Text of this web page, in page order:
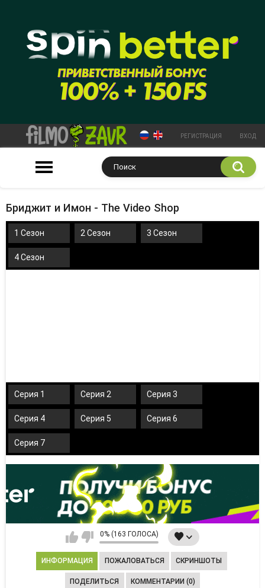
РЕГИСТРАЦИЯ ВХОД
Бриджит и Имон - The Video Shop
1 Сезон 2 Сезон 3 Сезон
4 Сезон
Серия 1 Серия 2 Серия 3
Серия 4 Серия 5 Серия 6
Серия 7
0% (163 ГОЛОСА)
ИНФОРМАЦИЯ ПОЖАЛОВАТЬСЯ СКРИНШОТЫ
ПОДЕЛИТЬСЯ КОММЕНТАРИИ (0)